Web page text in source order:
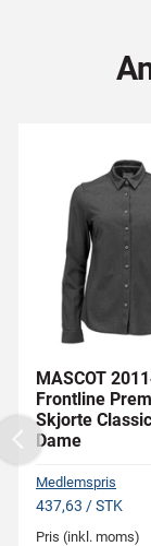
MASCOT
Frontline
Skjorte
Dame
Medlemspris
437,63 / STK
Pris (inkl. moms)
Previous